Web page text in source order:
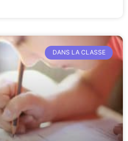
DANS LA CLASSE